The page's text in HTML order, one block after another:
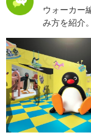
ウォーカー
み方を紹介